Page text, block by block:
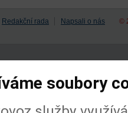
©
Redakční rada
Napsali o nás
soubory